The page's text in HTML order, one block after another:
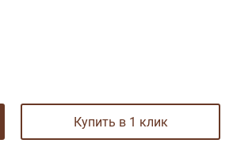
купить в 1 клик